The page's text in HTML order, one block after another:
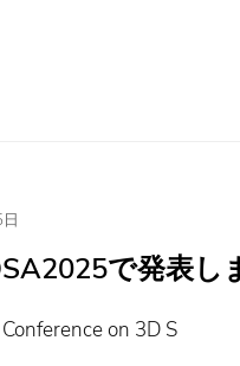
で発表し
on 3D S